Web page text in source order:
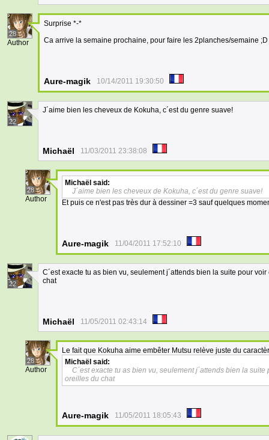
28
Author
Surprise *-*
Ca arrive la semaine prochaine, pour faire les 2planches/semaine ;D
Aure-magik 10/14/2011 19:30:50
22
J´aime bien les cheveux de Kokuha, c´est du genre suave!
Michaël 11/03/2011 23:38:08
28
Author
Michaël said:
J´aime bien les cheveux de Kokuha, c´est du genre suave!
Et puis ce n'est pas très dur à dessiner =3 sauf quelques
Aure-magik 11/04/2011 17:52:10
22
C´est exacte tu as bien vu, seulement j´attends bien la suite pour
chat
Michaël 11/05/2011 02:43:14
28
Author
Le fait que Kokuha aime embêter Mutsu relève juste du
Michaël said:
C´est exacte tu as bien vu, seulement j´attends bien la
oreilles du chat
Aure-magik 11/05/2011 18:05:43